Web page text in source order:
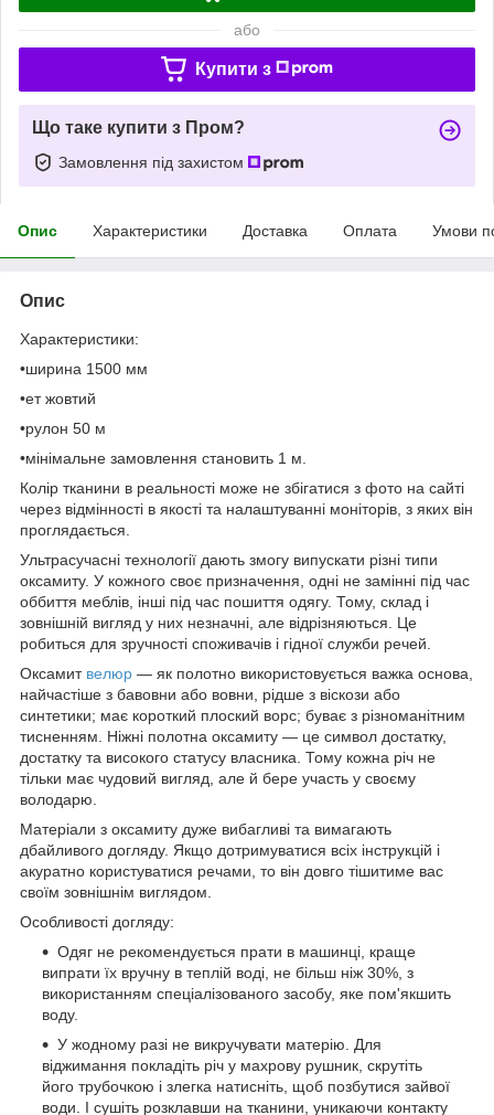
або
Купити з
Що таке купити з Пром?
Замовлення під захистом
Опис Характеристики Доставка Оплата Умови
Опис
Характеристики:
•ширина 1500 мм
•ет жовтий
•рулон 50 м
•мінімальне замовлення становить 1 м.
Колір тканини в реальності може не збігатися з фото на сайті
через відмінності в якості та налаштуванні моніторів, з яких він
проглядається.
Ультрасучасні технології дають змогу випускати різні типи
оксамиту. У кожного своє призначення, одні не замінні під час
оббиття меблів, інші під час пошиття одягу. Тому, склад і
зовнішній вигляд у них незначні, але відрізняються. Це
робиться для зручності споживачів і гідної служби речей.
Оксамит велюр — як полотно використовується важка основа,
найчастіше з бавовни або вовни, рідше з віскози або
синтетики; має короткий плоский ворс; буває з різноманітним
тисненням. Ніжні полотна оксамиту — це символ достатку,
достатку та високого статусу власника. Тому кожна річ не
тільки має чудовий вигляд, але й бере участь у своєму
володарю.
Матеріали з оксамиту дуже вибагливі та вимагають
дбайливого догляду. Якщо дотримуватися всіх інструкцій і
акуратно користуватися речами, то він довго тішитиме вас
своїм зовнішнім виглядом.
Особливості догляду:
Одяг не рекомендується прати в машинці, краще
випрати їх вручну в теплій воді, не більш ніж 30%, з
використанням спеціалізованого засобу, яке пом'якшить
воду.
У жодному разі не викручувати матерію. Для
віджимання покладіть річ у махрову рушник, скрутіть
його трубочкою і злегка натисніть, щоб позбутися зайвої
води. І сушіть розклавши на тканини, уникаючи контакту